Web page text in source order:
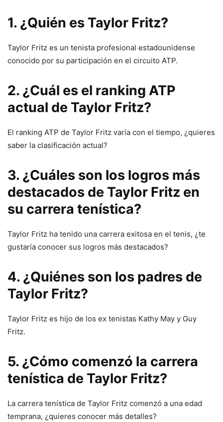
1. ¿Quién es Taylor Fritz?
Taylor Fritz es un tenista profesional estadounidense
conocido por su participación en el circuito ATP.
2. ¿Cuál es el ranking ATP
actual de Taylor Fritz?
El ranking ATP de Taylor Fritz varía con el tiempo, ¿quieres
saber la clasificación actual?
3. ¿Cuáles son los logros más
destacados de Taylor Fritz en
su carrera tenística?
Taylor Fritz ha tenido una carrera exitosa en el tenis, ¿te
gustaría conocer sus logros más destacados?
4. ¿Quiénes son los padres de
Taylor Fritz?
Taylor Fritz es hijo de los ex tenistas Kathy May y Guy
Fritz.
5. ¿Cómo comenzó la carrera
tenística de Taylor Fritz?
La carrera tenística de Taylor Fritz comenzó a una edad
temprana, ¿quieres conocer más detalles?